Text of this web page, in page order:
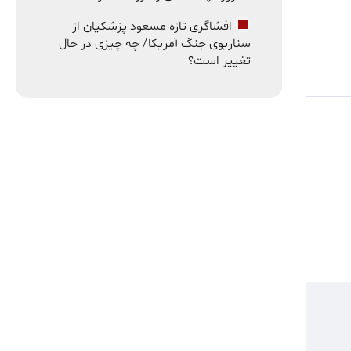
افشاگری تازه مسعود پزشکیان از
سناریوی جنگ آمریکا/ چه چیزی در حال
تغییر است؟